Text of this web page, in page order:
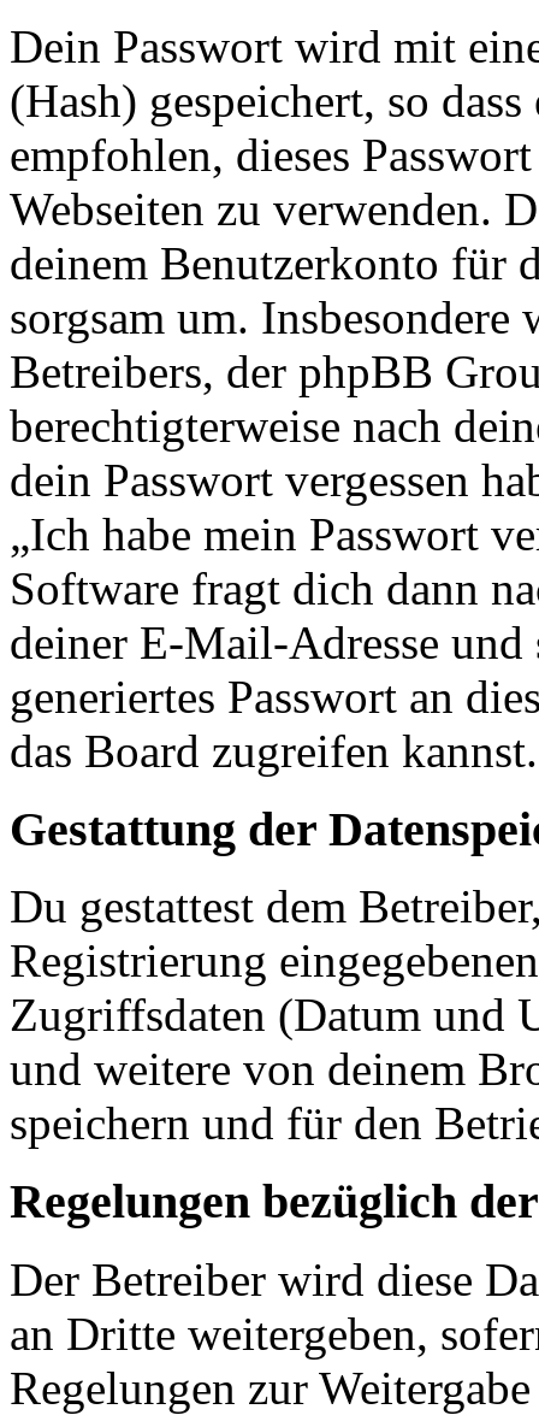
Dein Passwort wird mit
(Hash) gespeichert, so
empfohlen, dieses
Webseiten zu verwenden.
deinem Benutzerkonto für
sorgsam um.
Betreibers, der phpBB
berechtigterweise nach
dein Passwort vergessen
„Ich habe mein Passwort
Software fragt dich dann
deiner E-Mail-Adresse und
generiertes Passwort an
das Board zugreifen kannst.
Gestattung der
Du gestattest dem
Registrierung
Zugriffsdaten (Datum und
und weitere von deinem
speichern und für den
Regelungen bezüglich
Der Betreiber wird diese
an Dritte weitergeben,
Regelungen zur